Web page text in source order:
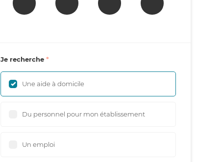
Je recherche
Une aide à domicile
Du personnel pour mon établissement
Un emploi